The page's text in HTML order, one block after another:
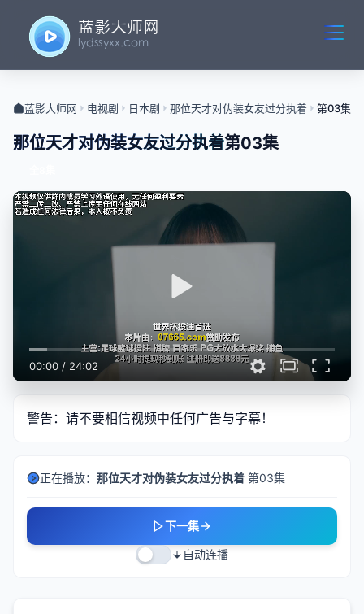
蓝影大师网 电视剧 日本剧 那位天才对伪装女友过分执着 第03集
那位天才对伪装女友过分执着第03集
00:00 / 24:02
警告：请不要相信视频中任何广告与字幕！
正在播放： 那位天才对伪装女友过分执着 第03集
下一集
自动连播